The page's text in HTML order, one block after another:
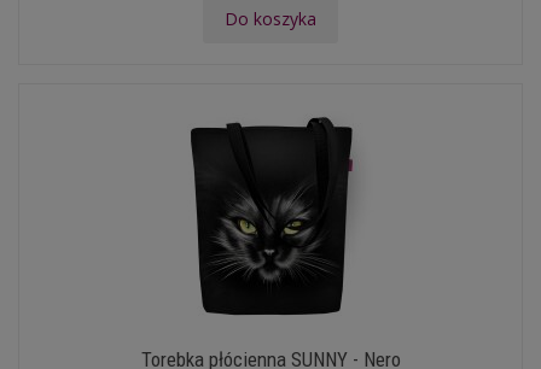
Do koszyka
Torebka płócienna SUNNY - Nero